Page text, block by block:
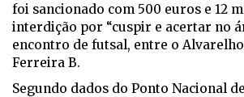
foi sancionado com 500 euros e 12
interdição por “cuspir e acertar no
encontro de futsal, entre o
Ferreira B.
Segundo dados do Ponto Nacional